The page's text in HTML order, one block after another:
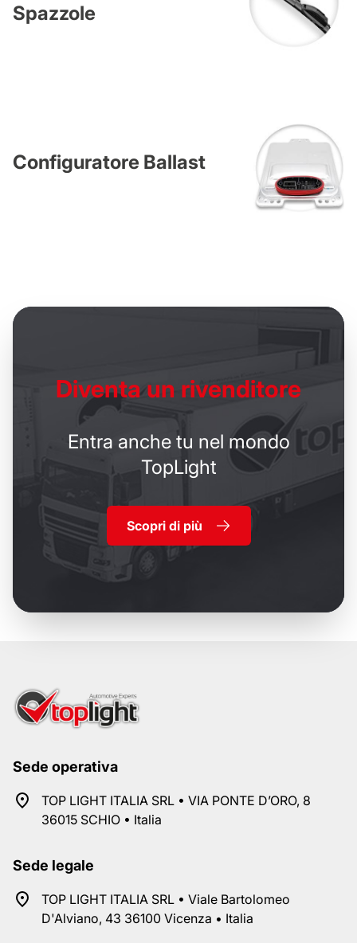
Spazzole
Configuratore Ballast
Diventa un rivenditore
Entra anche tu nel mondo
TopLight
Scopri di più
Sede operativa
TOP LIGHT ITALIA SRL • VIA PONTE D’ORO, 8
36015 SCHIO • Italia
Sede legale
TOP LIGHT ITALIA SRL • Viale Bartolomeo
D'Alviano, 43 36100 Vicenza • Italia